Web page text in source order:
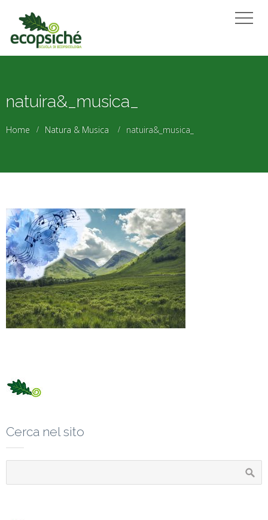
natuira&_musica_
Home Natura & Musica natuira&_musica_
Cerca nel sito